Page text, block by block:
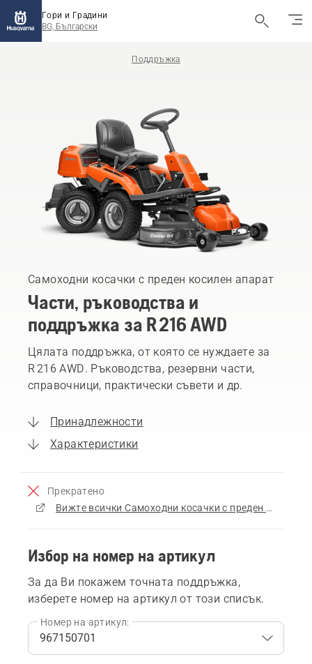
Гори и Градини
BG, Български
Поддръжка
Самоходни косачки с преден косилен апарат
Части, ръководства и
поддръжка за R 216 AWD
Цялата поддръжка, от която се нуждаете за
R 216 AWD. Ръководства, резервни части,
справочници, практически съвети и др.
Принадлежности
Характеристики
Прекратено
Вижте всички Самоходни косачки с преден косилен апарат за продажба
Избор на номер на артикул
За да Ви покажем точната поддръжка,
изберете номер на артикул от този списък.
Номер на артикул: